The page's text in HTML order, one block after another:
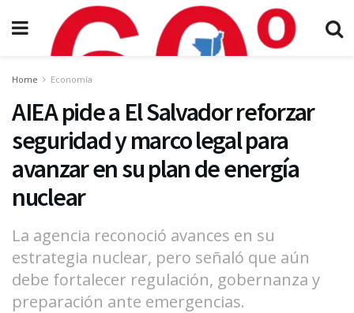
Home Economía
AIEA pide a El Salvador reforzar
seguridad y marco legal para
avanzar en su plan de energía
nuclear
La agencia reconoció avances en su
estrategia nuclear, pero señaló que aún
debe fortalecer regulación, gobernanza y
preparación ante emergencias.